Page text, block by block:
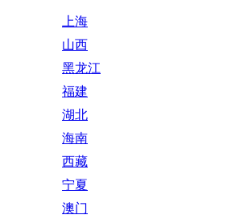
上海
山西
黑龙江
福建
湖北
海南
西藏
宁夏
澳门